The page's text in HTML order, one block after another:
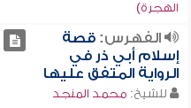
الهجرة)
الفهرس:قصة
إسلام أبي ذر في
الرواية المتفق عليها
للشيخ: محمد المنجد